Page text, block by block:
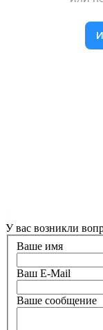
У вас возникли
Ваше имя
Ваш E-Mail
Ваше сообщение